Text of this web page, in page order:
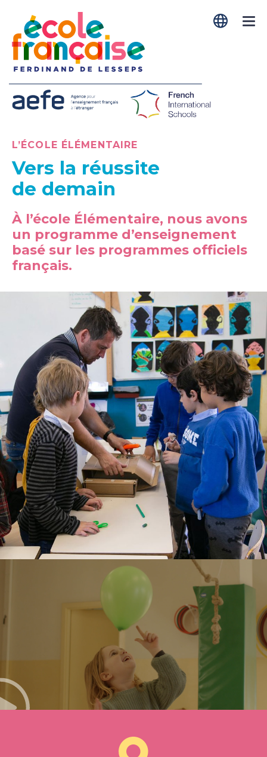
L’ÉCOLE ÉLÉMENTAIRE
:
Vers la réussite
de demain
À l’école Élémentaire, nous avons
un programme d’enseignement
basé sur les programmes officiels
français.